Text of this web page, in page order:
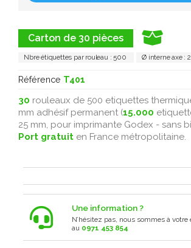
Carton de 30 pièces
Nbre étiquettes par rouleau : 500 Ø interne axe :
Référence T401
30 rouleaux de 500 etiquettes
mm adhésif permanent (15.000
25 mm, pour imprimante Godex - sans
Port gratuit en France métropolitaine .
Une information ?
N’hésitez pas, nous sommes à votre
au 0971 453 854